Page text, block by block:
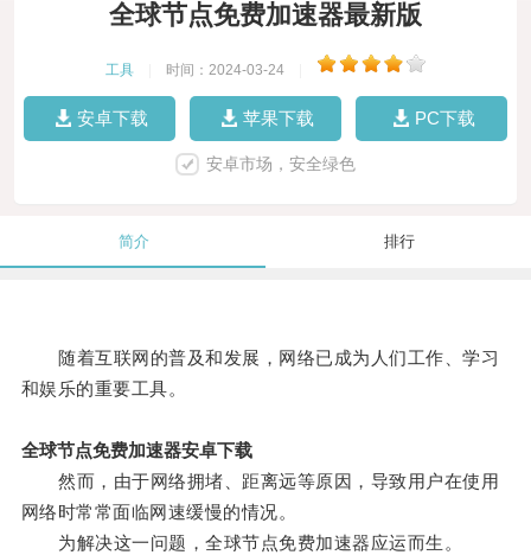
全球节点免费加速器最新版
工具 时间：2024-03-24
安卓下载 苹果下载 PC下载
安卓市场，安全绿色
简介 排行
随着互联网的普及和发展，网络已成为人们工作、学习
和娱乐的重要工具。
全球节点免费加速器安卓下载
然而，由于网络拥堵、距离远等原因，导致用户在使用
网络时常常面临网速缓慢的情况。
为解决这一问题，全球节点免费加速器应运而生。